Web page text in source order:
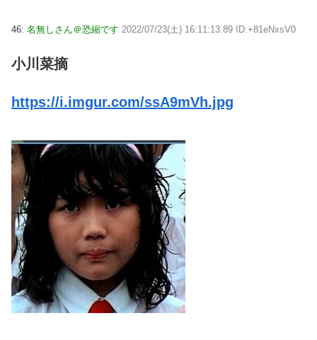
46: 名無しさん＠恐縮です 2022/07/23(土) 16:11:13.89 ID:+81eNxsV0
小川菜摘
https://i.imgur.com/ssA9mVh.jpg